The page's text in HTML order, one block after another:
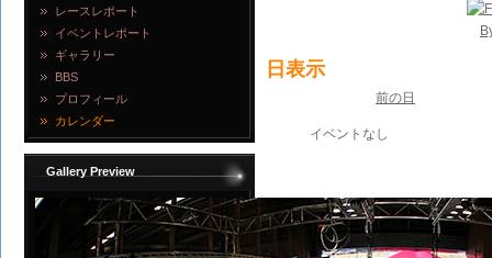
レースレポート
イベントレポート
ギャラリー
BBS
プロフィール
カレンダー
Gallery Preview
日表示
前の日
イベントなし